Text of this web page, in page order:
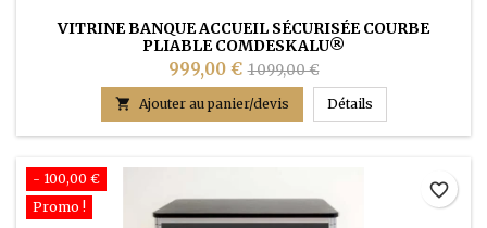
VITRINE BANQUE ACCUEIL SÉCURISÉE COURBE
PLIABLE COMDESKALU®
999,00 € 1 099,00 €
 Ajouter au panier/devis DétailsVITRINE Banque
- 100,00 €
Promo !
favorite_border